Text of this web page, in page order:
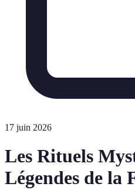
17 juin 2026
Les Rituels
Légendes de la